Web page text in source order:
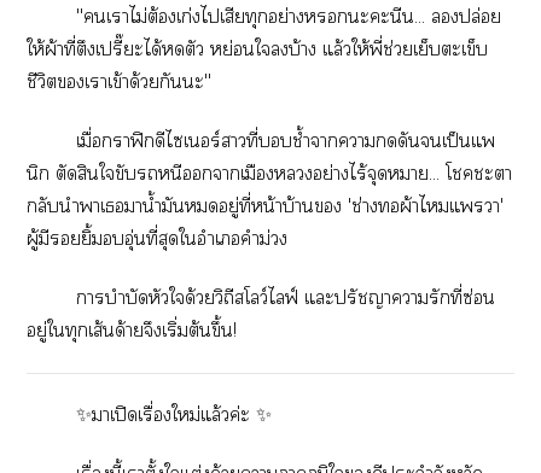
"เาไม่ต้องเก่งไเสียทุกอย่างะะนีน... ปล่อย
ให้ผ้าที่ตึงเปรี๊ยะได้ตัว หย่อนใบ้าง แล้วให้พี่ช่วยเย็บตะเข็บ
ชีวิตเาเข้าด้วยกันะ"
เมื่อกราฟิกดีไซเนอร์าที่บอบช้ำาาดันเป็นแพ
นิก ตัดสินใขับหนีาเมืองอย่างไร้จุดหมาย... โะา
กลับนำาเมาน้ำมันอยู่ที่หน้าบ้าน 'ช่างผ้าไแา'
ผู้มียิ้มอุ่นที่สุดใอำเภอคำม่วง
าบำบัดหัวใด้วยวิถีสโลว์ไลฟ์ แะปรัชญาารักที่ซ่อน
อยู่ใทุกเส้นด้ายจึงเริ่มต้นขึ้น!
✨าเปิดเรื่องใหม่แล้วค่ะ ✨